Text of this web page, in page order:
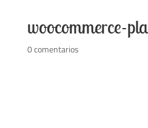
woocommerce-
0 comentarios